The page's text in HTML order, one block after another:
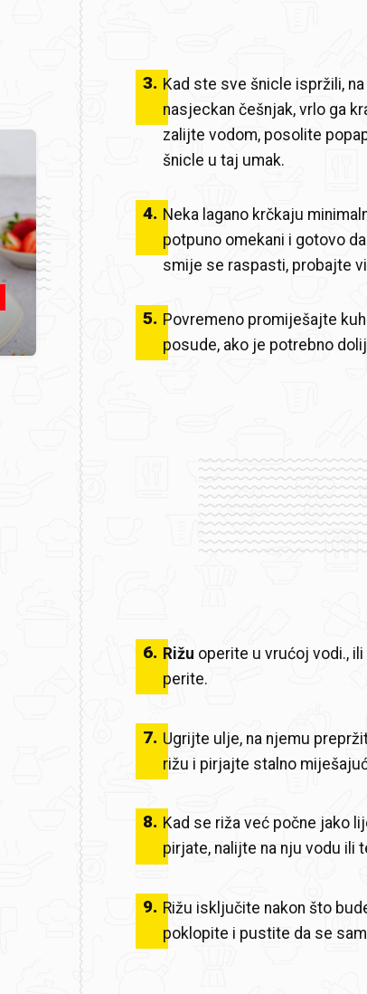
3. Kad ste sve šnicle ispržili,
nasjeckan češnjak, vrlo ga
zalijte vodom, posolite
šnicle u taj umak.
4. Neka lagano krčkaju
potpuno omekani i gotovo
smije se raspasti, probajte
5. Povremeno promiješajte
posude, ako je potrebno
6. Rižu operite u vrućoj vodi.,
perite.
7. Ugrijte ulje, na njemu
rižu i pirjajte stalno
8. Kad se riža već počne jako
pirjate, nalijte na nju vodu ili
9. Rižu isključite nakon što
poklopite i pustite da se